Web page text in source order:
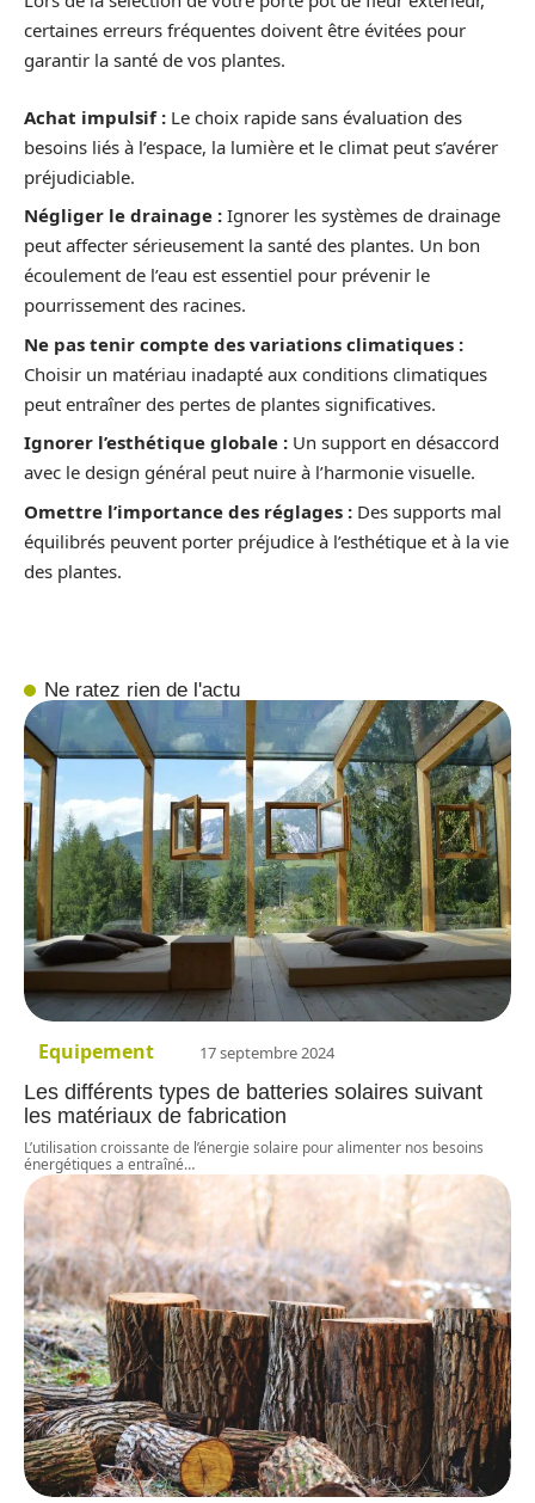
certaines erreurs fréquentes doivent être évitées pour
garantir la santé de vos plantes.
Achat impulsif : Le choix rapide sans évaluation des
besoins liés à l’espace, la lumière et le climat peut s’avérer
préjudiciable.
Négliger le drainage : Ignorer les systèmes de drainage
peut affecter sérieusement la santé des plantes. Un bon
écoulement de l’eau est essentiel pour prévenir le
pourrissement des racines.
Ne pas tenir compte des variations climatiques :
Choisir un matériau inadapté aux conditions climatiques
peut entraîner des pertes de plantes significatives.
Ignorer l’esthétique globale : Un support en désaccord
avec le design général peut nuire à l’harmonie visuelle.
Omettre l’importance des réglages : Des supports mal
équilibrés peuvent porter préjudice à l’esthétique et à la vie
des plantes.
Ne ratez rien de l'actu
Equipement 17 septembre 2024
Les différents types de batteries solaires suivant
les matériaux de fabrication
L’utilisation croissante de l’énergie solaire pour alimenter nos besoins
énergétiques a entraîné…